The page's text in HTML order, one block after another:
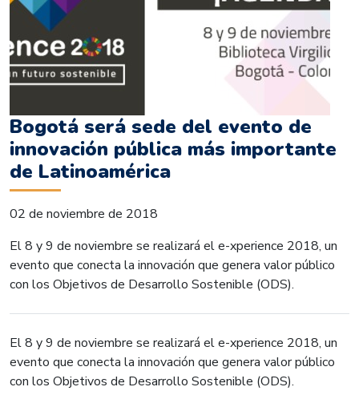
Bogotá será sede del evento de
innovación pública más importante
de Latinoamérica
02 de noviembre de 2018
El 8 y 9 de noviembre se realizará el e-xperience 2018, un
evento que conecta la innovación que genera valor público
con los Objetivos de Desarrollo Sostenible (ODS).
El 8 y 9 de noviembre se realizará el e-xperience 2018, un
evento que conecta la innovación que genera valor público
con los Objetivos de Desarrollo Sostenible (ODS).